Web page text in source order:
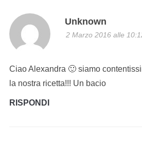
Unknown
2 Marzo 2016 alle
Ciao Alexandra 🙂 siamo
la nostra ricetta!!! Un bacio
RISPONDI